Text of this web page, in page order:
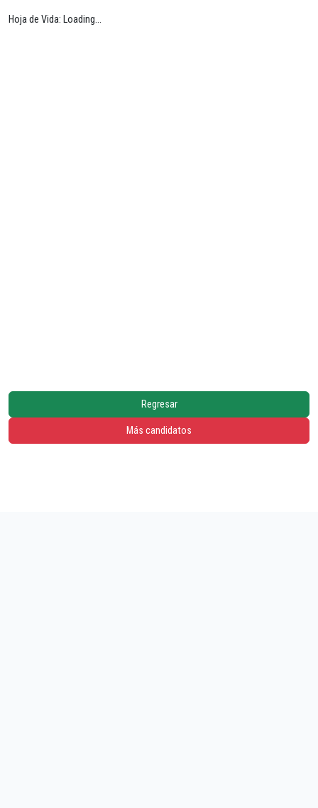
Hoja de Vida: Loading...
Regresar
Más candidatos